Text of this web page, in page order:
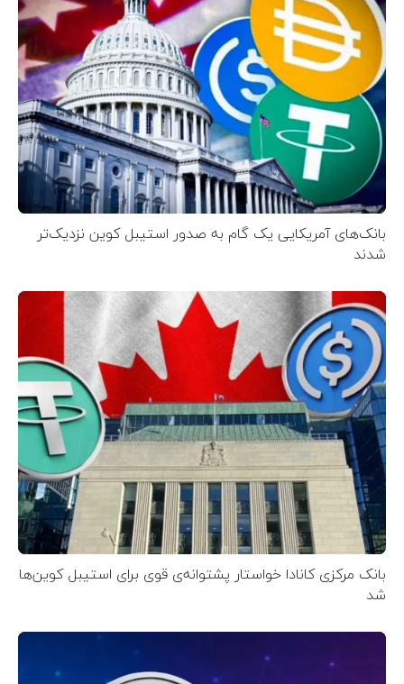
بانک‌های آمریکایی یک گام به صدور استیبل کوین نزدیک‌تر
شدند
بانک مرکزی کانادا خواستار پشتوانه‌ی قوی برای استیبل کوین‌ها
شد